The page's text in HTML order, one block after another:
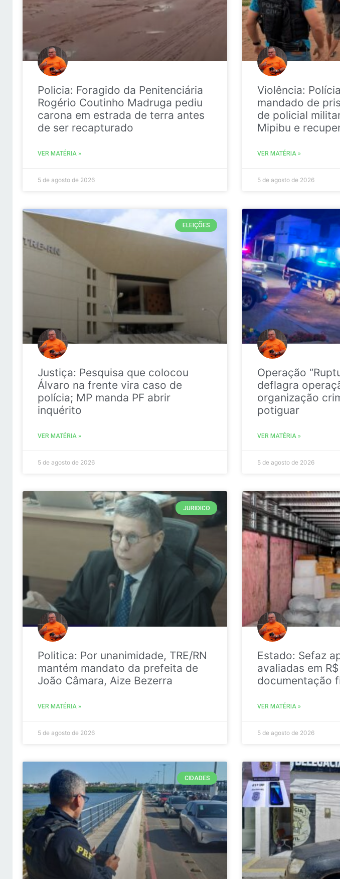
Policia: Foragido da Penitenciária
Rogério Coutinho Madruga pediu
carona em estrada de terra antes
de ser recapturado
VER MATÉRIA »
5 de agosto de 2026
Violência:
mandado de
de policial
Mipibu e
VER MATÉRIA »
5 de agosto de 2026
ELEIÇÕES
Justiça: Pesquisa que colocou
Álvaro na frente vira caso de
polícia; MP manda PF abrir
inquérito
VER MATÉRIA »
5 de agosto de 2026
Operação
deflagra
organização
potiguar
VER MATÉRIA »
5 de agosto de 2026
JURIDICO
Politica: Por unanimidade, TRE/RN
mantém mandato da prefeita de
João Câmara, Aize Bezerra
VER MATÉRIA »
5 de agosto de 2026
Estado: Sefaz
avaliadas em
documentação
VER MATÉRIA »
5 de agosto de 2026
CIDADES